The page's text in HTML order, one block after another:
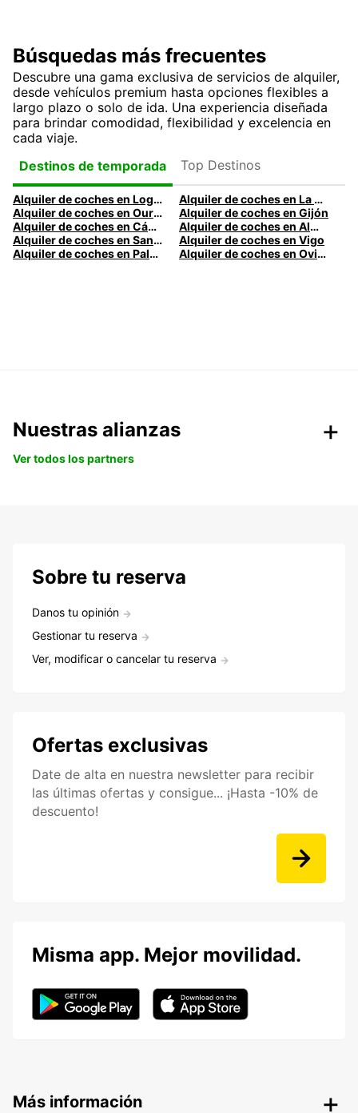
Búsquedas más frecuentes
Descubre una gama exclusiva de servicios de alquiler,
desde vehículos premium hasta opciones flexibles a
largo plazo o solo de ida. Una experiencia diseñada
para brindar comodidad, flexibilidad y excelencia en
cada viaje.
Destinos de temporada
Top Destinos
Alquiler de coches en Logroño
Alquiler de coches en La Coruña
Alquiler de coches en Ourense
Alquiler de coches en Gijón
Alquiler de coches en Cádiz
Alquiler de coches en Almería
Alquiler de coches en Santander
Alquiler de coches en Vigo
Alquiler de coches en Palma
Alquiler de coches en Oviedo
Nuestras alianzas
Ver todos los partners
Sobre tu reserva
Danos tu opinión
Gestionar tu reserva
Ver, modificar o cancelar tu reserva
Ofertas exclusivas
Date de alta en nuestra newsletter para recibir
las últimas ofertas y consigue... ¡Hasta -10% de
descuento!
Misma app. Mejor movilidad.
Más información